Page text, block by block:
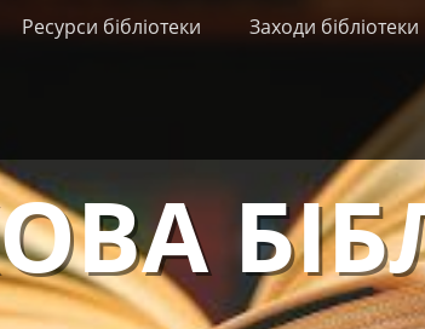
Ресурси бібліотеки Заходи бібліотеки